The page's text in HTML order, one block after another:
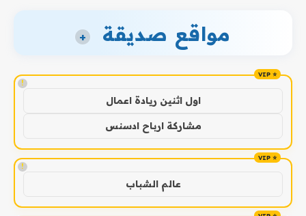
مواقع صديقة +
!
اول اثنين ريادة اعمال
مشاركة ارباح ادسنس
!
عالم الشباب